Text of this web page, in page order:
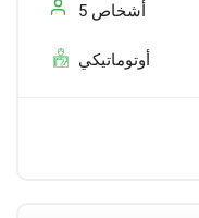
5 أشخاص
أوتوماتيكي